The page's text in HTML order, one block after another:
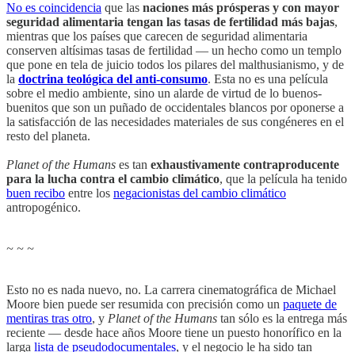
No es coincidencia que las naciones más prósperas y con mayor
seguridad alimentaria tengan las tasas de fertilidad más bajas,
mientras que los países que carecen de seguridad alimentaria
conserven altísimas tasas de fertilidad — un hecho como un templo
que pone en tela de juicio todos los pilares del malthusianismo, y de
la doctrina teológica del anti-consumo. Esta no es una película
sobre el medio ambiente, sino un alarde de virtud de lo buenos-
buenitos que son un puñado de occidentales blancos por oponerse a
la satisfacción de las necesidades materiales de sus congéneres en el
resto del planeta.
Planet of the Humans es tan exhaustivamente contraproducente
para la lucha contra el cambio climático, que la película ha tenido
buen recibo entre los negacionistas del cambio climático
antropogénico.
~ ~ ~
Esto no es nada nuevo, no. La carrera cinematográfica de Michael
Moore bien puede ser resumida con precisión como un paquete de
mentiras tras otro, y Planet of the Humans tan sólo es la entrega más
reciente — desde hace años Moore tiene un puesto honorífico en la
larga lista de pseudodocumentales, y el negocio le ha sido tan